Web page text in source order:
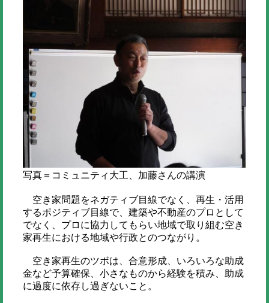
写真＝コミュニティ大工、加藤さんの講演
空き家問題をネガティブ目線でなく、再生・活用
するポジティブ目線で、建築や不動産のプロとして
でなく、プロに協力してもらい地域で取り組む空き
家再生における地域や行政とのつながり。
空き家再生のツボは、合意形成、いろいろな助成
金など予算確保、小さなものから経験を積み、助成
に過度に依存し過ぎないこと。